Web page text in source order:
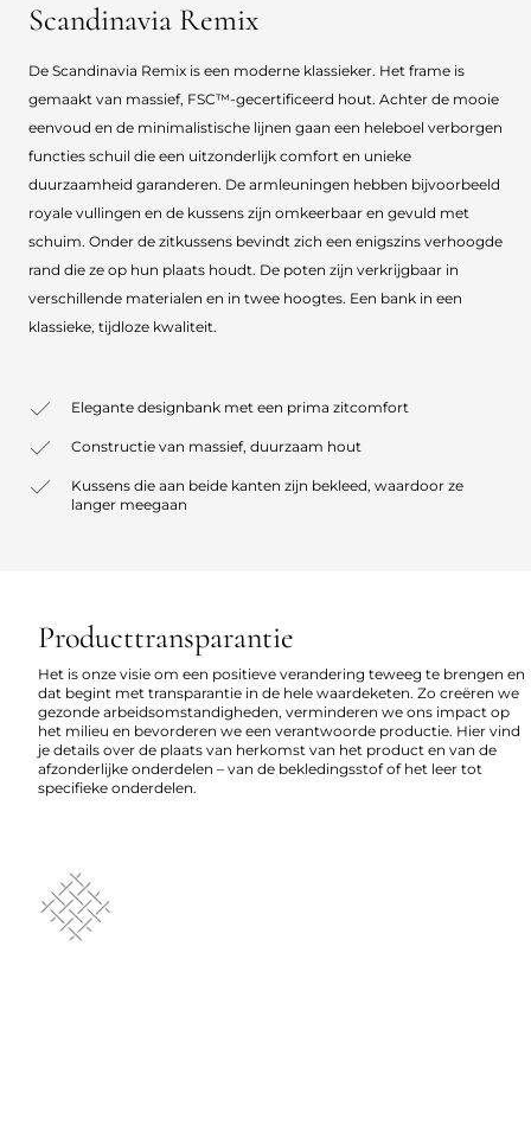
Scandinavia Remix
De Scandinavia Remix is een moderne klassieker. Het frame is
gemaakt van massief, FSC™-gecertificeerd hout. Achter de mooie
eenvoud en de minimalistische lijnen gaan een heleboel verborgen
functies schuil die een uitzonderlijk comfort en unieke
duurzaamheid garanderen. De armleuningen hebben bijvoorbeeld
royale vullingen en de kussens zijn omkeerbaar en gevuld met
schuim. Onder de zitkussens bevindt zich een enigszins verhoogde
rand die ze op hun plaats houdt. De poten zijn verkrijgbaar in
verschillende materialen en in twee hoogtes. Een bank in een
klassieke, tijdloze kwaliteit.
Elegante designbank met een prima zitcomfort
Constructie van massief, duurzaam hout
Kussens die aan beide kanten zijn bekleed, waardoor ze
langer meegaan
Producttransparantie
Het is onze visie om een positieve verandering teweeg te brengen en
dat begint met transparantie in de hele waardeketen. Zo creëren we
gezonde arbeidsomstandigheden, verminderen we ons impact op
het milieu en bevorderen we een verantwoorde productie. Hier vind
je details over de plaats van herkomst van het product en van de
afzonderlijke onderdelen – van de bekledingsstof of het leer tot
specifieke onderdelen.